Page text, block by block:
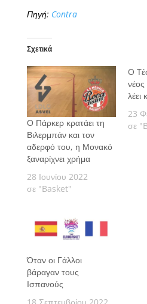
Πηγή: Contra
Σχετικά
Ο Πάρκερ κρατάει τη
Βιλερμπάν και τον
αδερφό του, η Μονακό
ξαναρίχνει χρήμα
28 Ιουνίου 2022
σε "Basket"
O
λέει
23
σε
Όταν οι Γάλλοι
βάραγαν τους
Ισπανούς